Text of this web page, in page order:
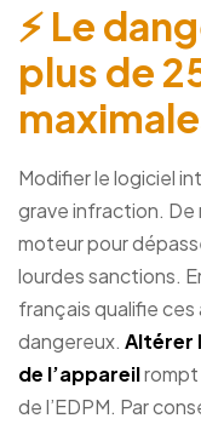
⚡ Le
plus de
Modifier le logiciel
grave infraction. De
moteur pour
lourdes sanctions.
français qualifie
dangereux. Altérer
de l’appareil
de l’EDPM. Par